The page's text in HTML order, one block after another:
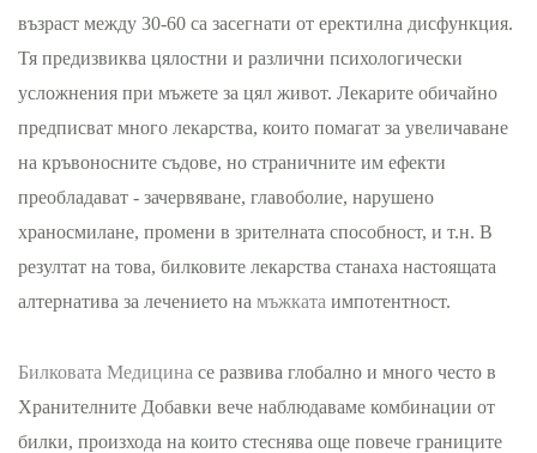
възраст между 30-60 са засегнати от еректилна дисфункция.
Тя предизвиква цялостни и различни психологически
усложнения при мъжете за цял живот. Лекарите обичайно
предписват много лекарства, които помагат за увеличаване
на кръвоносните съдове, но страничните им ефекти
преобладават - зачервяване, главоболие, нарушено
храносмилане, промени в зрителната способност, и т.н. В
резултат на това, билковите лекарства станаха настоящата
алтернатива за лечението на мъжката импотентност.
Билковата Медицина се развива глобално и много често в
Хранителните Добавки вече наблюдаваме комбинации от
билки, произхода на които стеснява още повече границите